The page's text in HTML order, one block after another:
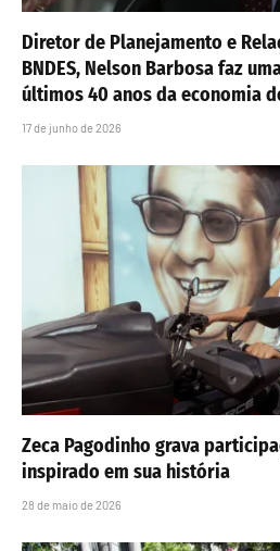
Diretor de Planejamento e
BNDES, Nelson Barbosa faz
últimos 40 anos da economia
17 de junho de 2026
Zeca Pagodinho grava
inspirado em sua história
28 de maio de 2026